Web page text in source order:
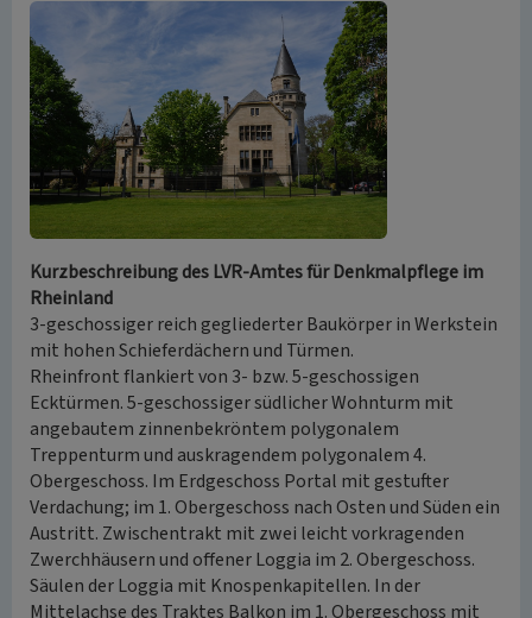
Kurzbeschreibung des LVR-Amtes für Denkmalpflege im
Rheinland
3-geschossiger reich gegliederter Baukörper in Werkstein
mit hohen Schieferdächern und Türmen.
Rheinfront flankiert von 3- bzw. 5-geschossigen
Ecktürmen. 5-geschossiger südlicher Wohnturm mit
angebautem zinnenbekröntem polygonalem
Treppenturm und auskragendem polygonalem 4.
Obergeschoss. Im Erdgeschoss Portal mit gestufter
Verdachung; im 1. Obergeschoss nach Osten und Süden ein
Austritt. Zwischentrakt mit zwei leicht vorkragenden
Zwerchhäusern und offener Loggia im 2. Obergeschoss.
Säulen der Loggia mit Knospenkapitellen. In der
Mittelachse des Traktes Balkon im 1. Obergeschoss mit